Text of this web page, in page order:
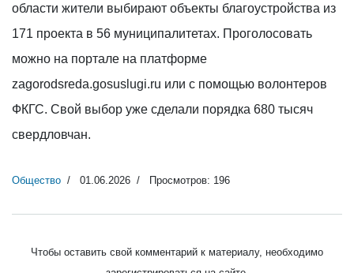
области жители выбирают объекты благоустройства из
171 проекта в 56 муниципалитетах. Проголосовать
можно на портале на платформе
zagorodsreda.gosuslugi.ru или с помощью волонтеров
ФКГС. Свой выбор уже сделали порядка 680 тысяч
свердловчан.
Общество 01.06.2026 Просмотров: 196
Чтобы оставить свой комментарий к материалу, необходимо